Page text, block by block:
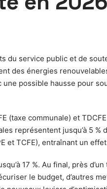
du service public et de
des énergies
une possible hausse pour
(taxe communale) et
représentent jusqu’à 5 %
et TCFE), entraînant un
17 %. Au final, près
le budget, d’autres